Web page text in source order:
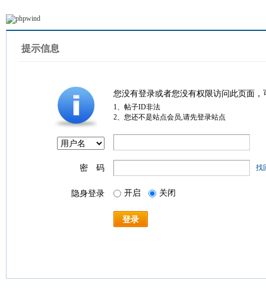
提示信息
您没有登录或者您没有权限访问此页面
1、帖子ID非法
2、您还不是站点会员,请先登录站点
密 码 找
隐身登录 开启 关闭
登录